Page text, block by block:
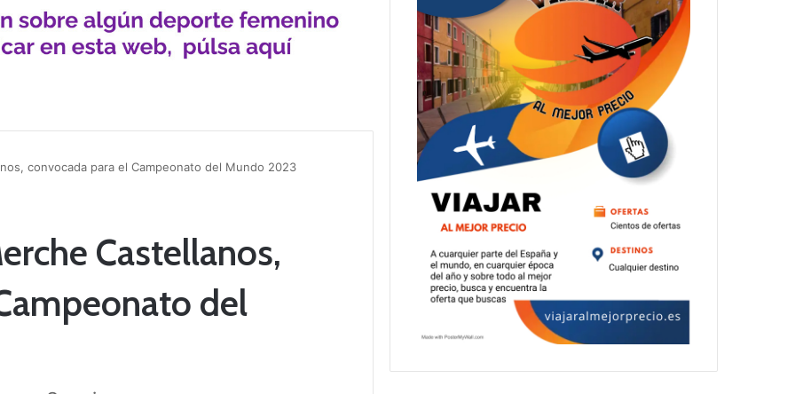
convocada para el Campeonato del Mundo 2023
Castellanos,
del